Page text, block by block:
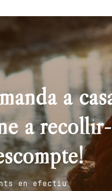
a
a
en efectiu